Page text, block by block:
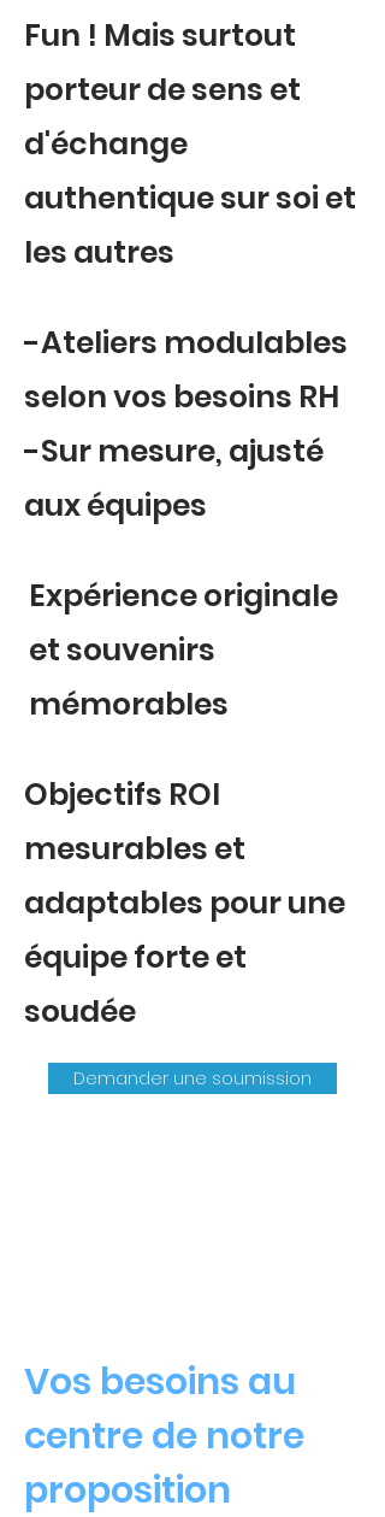
Fun ! Mais surtout
porteur de sens et
d'échange
authentique sur soi et
les autres
-Ateliers modulables
selon vos besoins RH
-Sur mesure, ajusté
aux équipes
Expérience originale
et souvenirs
mémorables
Objectifs ROI
mesurables et
adaptables pour une
équipe forte et
soudée
Demander une soumission
Vos besoins au
centre de notre
proposition